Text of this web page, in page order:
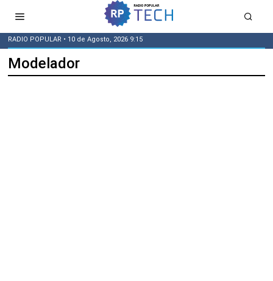
RADIO POPULAR • 10 de Agosto, 2026 9:15
Modelador